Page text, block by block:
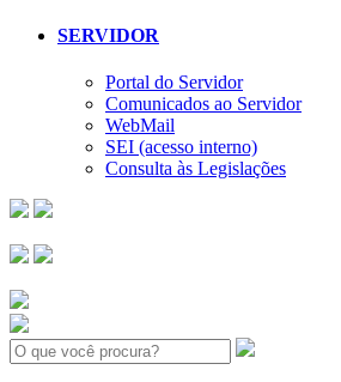
SERVIDOR
Portal do Servidor
Comunicados ao Servidor
WebMail
SEI (acesso interno)
Consulta às Legislações
Search: